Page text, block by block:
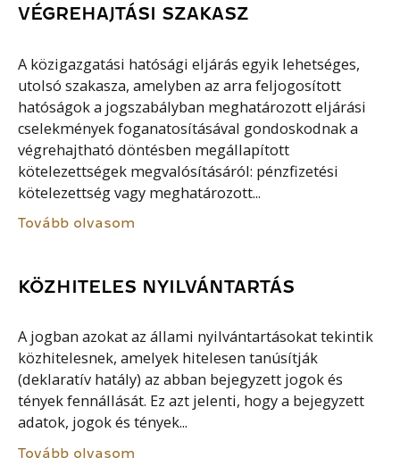
VÉGREHAJTÁSI SZAKASZ
A közigazgatási hatósági eljárás egyik lehetséges,
utolsó szakasza, amelyben az arra feljogosított
hatóságok a jogszabályban meghatározott eljárási
cselekmények foganatosításával gondoskodnak a
végrehajtható döntésben megállapított
kötelezettségek megvalósításáról: pénzfizetési
kötelezettség vagy meghatározott...
Tovább olvasom
KÖZHITELES NYILVÁNTARTÁS
A jogban azokat az állami nyilvántartásokat tekintik
közhitelesnek, amelyek hitelesen tanúsítják
(deklaratív hatály) az abban bejegyzett jogok és
tények fennállását. Ez azt jelenti, hogy a bejegyzett
adatok, jogok és tények...
Tovább olvasom